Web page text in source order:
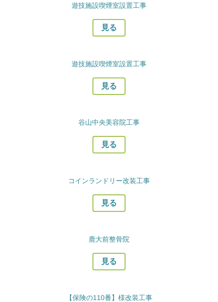
遊技施設喫煙室設置工事
見る
遊技施設喫煙室設置工事
見る
谷山中央美容院工事
見る
コインランドリー改装工事
見る
鹿大前整骨院
見る
【保険の110番】様改装工事